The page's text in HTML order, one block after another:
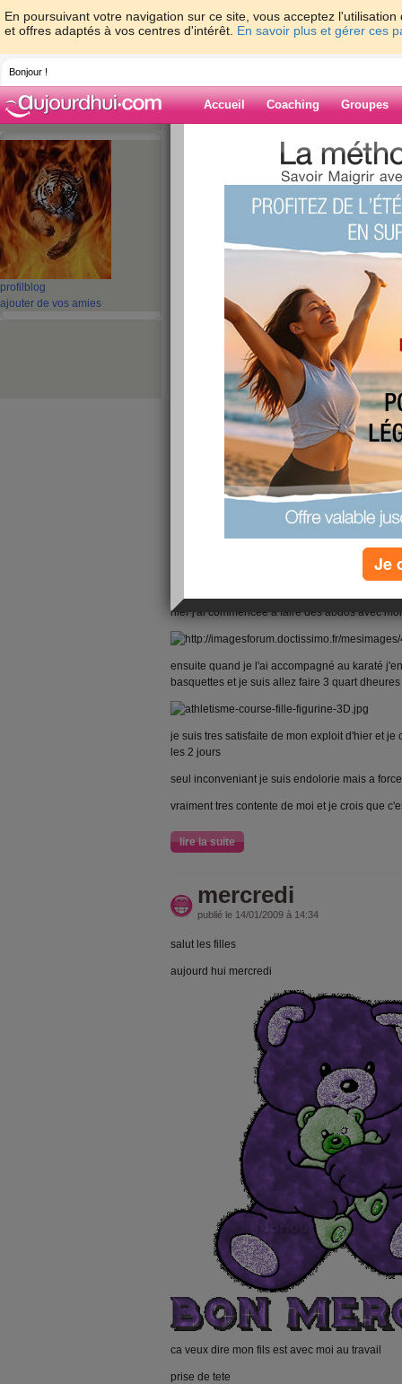
En poursuivant votre navigation sur ce site, vous acceptez
et offres adaptés à vos centres d'intérêt. En savoir plus et gérer ces
Bonjour !
Accueil Coaching Groupes
profil blog
ajouter de vos amies
>
Blog de bibi971
21 - 30 31 - 40 41 - 50 51 -
‹ Préc. 21 22 23 24 25
super motivé
publié le 15/01/2009 à 15:45
hier j'ai commencée a faire des abdos avec
ensuite quand je l'ai accompagné au karaté
basquettes et je suis allez faire 3 quart
je suis tres satisfaite de mon exploit d'hier et
les 2 jours
seul inconveniant je suis endolorie mais a
vraiment tres contente de moi et je crois que
lire la suite
mercredi
publié le 14/01/2009 à 14:34
salut les filles
aujourd hui mercredi
ca veux dire mon fils est avec moi au travail
prise de tete
Je